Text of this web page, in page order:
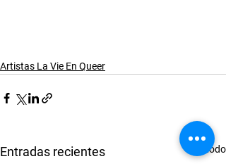
Artistas La Vie En Queer
Entradas recientes Ver todo